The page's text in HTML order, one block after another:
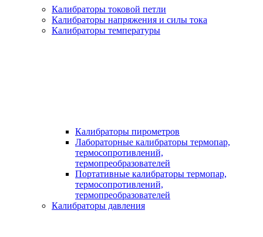
Калибраторы токовой петли
Калибраторы напряжения и силы тока
Калибраторы температуры
Калибраторы пирометров
Лабораторные калибраторы термопар,
термосопротивлений,
термопреобразователей
Портативные калибраторы термопар,
термосопротивлений,
термопреобразователей
Калибраторы давления